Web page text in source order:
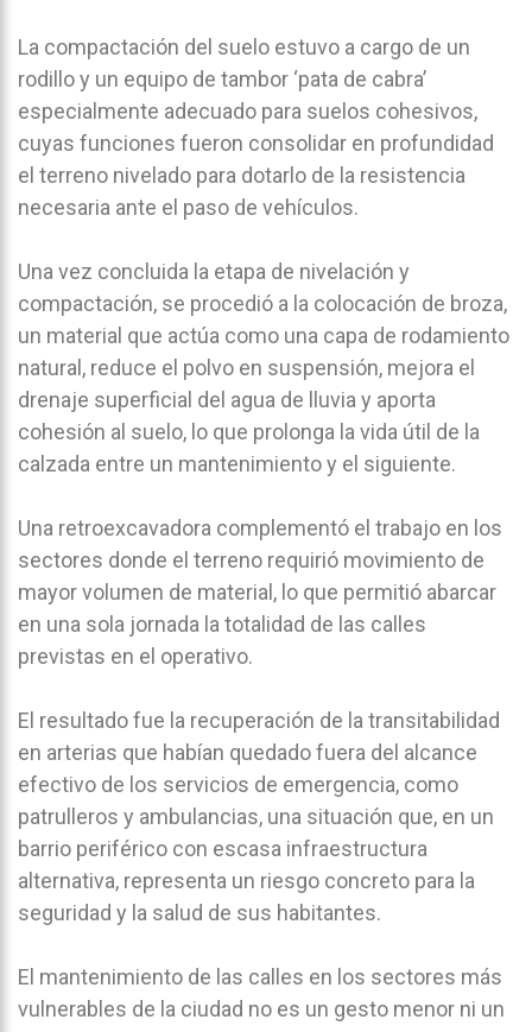
La compactación del suelo estuvo a cargo de un
rodillo y un equipo de tambor ‘pata de cabra’
especialmente adecuado para suelos cohesivos,
cuyas funciones fueron consolidar en profundidad
el terreno nivelado para dotarlo de la resistencia
necesaria ante el paso de vehículos.
Una vez concluida la etapa de nivelación y
compactación, se procedió a la colocación de broza,
un material que actúa como una capa de rodamiento
natural, reduce el polvo en suspensión, mejora el
drenaje superficial del agua de lluvia y aporta
cohesión al suelo, lo que prolonga la vida útil de la
calzada entre un mantenimiento y el siguiente.
Una retroexcavadora complementó el trabajo en los
sectores donde el terreno requirió movimiento de
mayor volumen de material, lo que permitió abarcar
en una sola jornada la totalidad de las calles
previstas en el operativo.
El resultado fue la recuperación de la transitabilidad
en arterias que habían quedado fuera del alcance
efectivo de los servicios de emergencia, como
patrulleros y ambulancias, una situación que, en un
barrio periférico con escasa infraestructura
alternativa, representa un riesgo concreto para la
seguridad y la salud de sus habitantes.
El mantenimiento de las calles en los sectores más
vulnerables de la ciudad no es un gesto menor ni un